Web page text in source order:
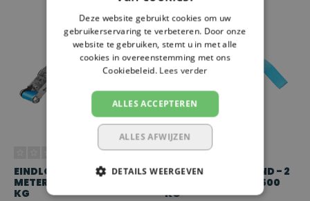
EINDLOZE SPANBAND - 7
METER - 35 MM - 2.500
KG
EINDLOZE SPANBAND - 2
METER - 35 MM - 2.500
KG
Deze website gebruikt cookies om uw
gebruikerservaring te verbeteren. Door onze
website te gebruiken, stemt u in met alle
cookies in overeenstemming met ons
Cookiebeleid. Lees verder
ALLES ACCEPTEREN
ALLES AFWIJZEN
DETAILS WEERGEVEN